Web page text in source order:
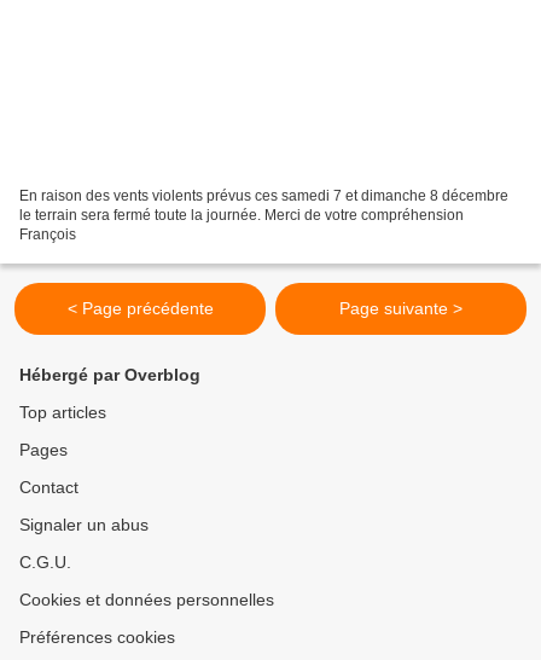
En raison des vents violents prévus ces samedi 7 et dimanche 8 décembre
le terrain sera fermé toute la journée. Merci de votre compréhension
François
< Page précédente Page suivante >
Hébergé par Overblog
Top articles
Pages
Contact
Signaler un abus
C.G.U.
Cookies et données personnelles
Préférences cookies